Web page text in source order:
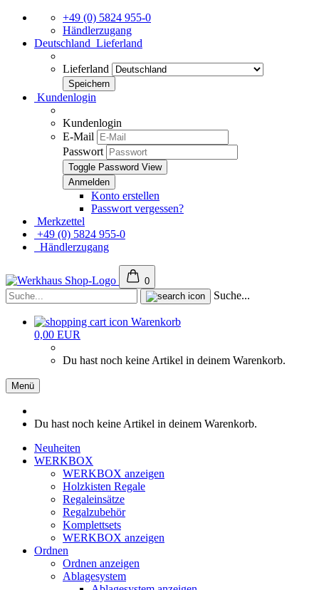
+49 (0) 5824 955-0
Händlerzugang
Deutschland Lieferland
Lieferland
Kundenlogin
Kundenlogin
E-Mail
Passwort
Toggle Password View
Konto erstellen
Passwort vergessen?
Merkzettel
+49 (0) 5824 955-0
Händlerzugang
0
Suche...
Warenkorb
0,00 EUR
Du hast noch keine Artikel in deinem Warenkorb.
Menü
Du hast noch keine Artikel in deinem Warenkorb.
Neuheiten
WERKBOX
WERKBOX anzeigen
Holzkisten Regale
Regaleinsätze
Regalzubehör
Komplettsets
WERKBOX anzeigen
Ordnen
Ordnen anzeigen
Ablagesystem